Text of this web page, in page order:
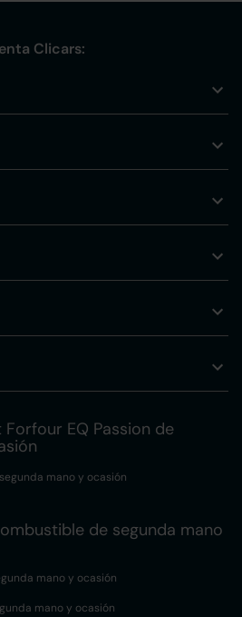
Clicars:
EQ Passion de
mano y ocasión
de segunda mano
mano y ocasión
mano y ocasión